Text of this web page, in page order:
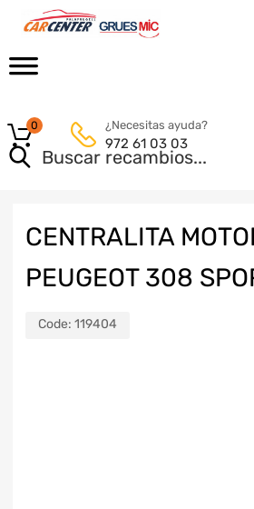
¿Necesitas ayuda?
972 61 03 03
0
CENTRALITA
PEUGEOT 308
Code: 119404